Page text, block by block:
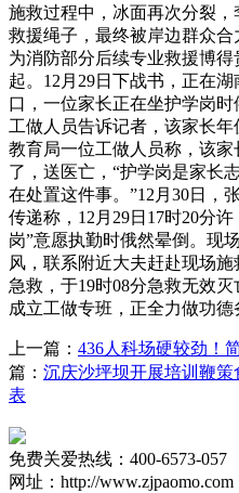
施救过程中，冰面再次分裂
救援绳子，最终被岸边群众
为消防部分后续专业救援博
起。12月29日下战书，正在
口，一位家长正在坐护学岗
工做人员告诉记者，该家长
教育局一位工做人员称，该
了，送医亡，“护学岗是家长
在处置这件事。”12月30日，
传递称，12月29日17时20分
岗”意愿执勤时俄然晕倒。现
风，联系附近大夫赶赴现场
急救，于19时08分急救无效
成立工做专班，正全力做功德
上一篇： 436人科场硬较劲！
篇： 沉庆沙坪坝开展培训鞭策
表
免费关爱热线：400-6573-057
网址：http://www.zjpaomo.com